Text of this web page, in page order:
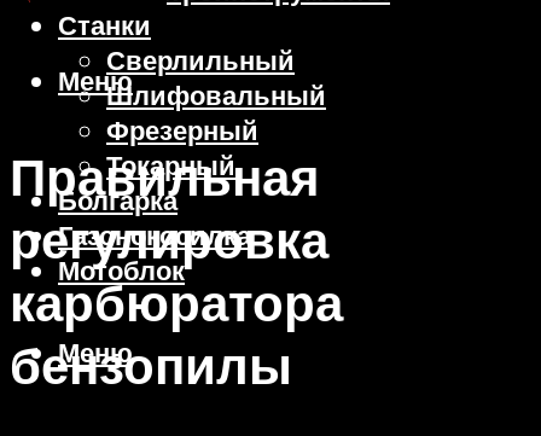
Станки
Сверлильный
Шлифовальный
Фрезерный
Токарный
Болгарка
Газонокосилка
Мотоблок
Меню
Меню
Правильная
регулировка
карбюратора
бензопилы